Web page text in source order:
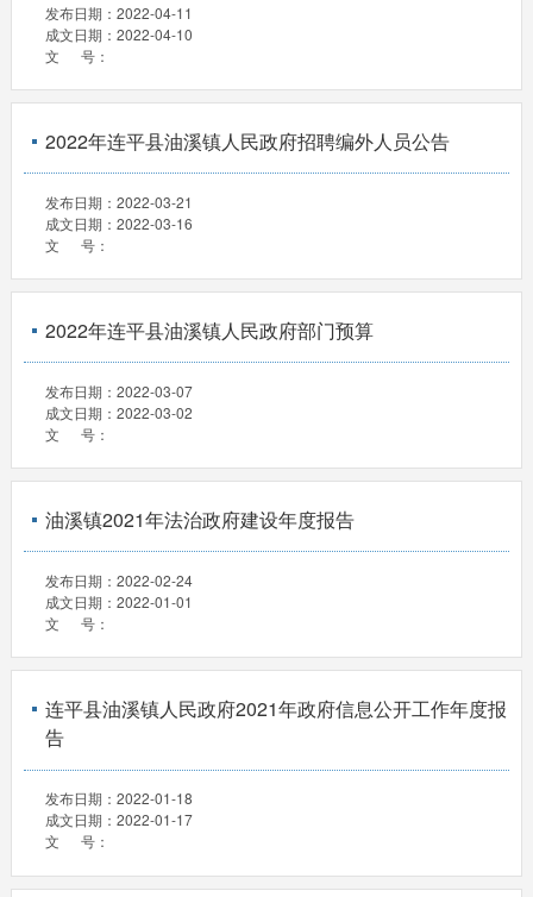
发布日期： 2022-04-11
成文日期： 2022-04-10
文 号：
2022年连平县油溪镇人民政府招聘编外人员公告
发布日期： 2022-03-21
成文日期： 2022-03-16
文 号：
2022年连平县油溪镇人民政府部门预算
发布日期： 2022-03-07
成文日期： 2022-03-02
文 号：
油溪镇2021年法治政府建设年度报告
发布日期： 2022-02-24
成文日期： 2022-01-01
文 号：
连平县油溪镇人民政府2021年政府信息公开工作年度报
告
发布日期： 2022-01-18
成文日期： 2022-01-17
文 号：